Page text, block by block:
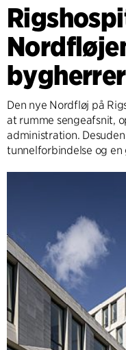
Den nye Nordfløj på
at rumme sengeafsnit,
administration.
tunnelforbindelse og